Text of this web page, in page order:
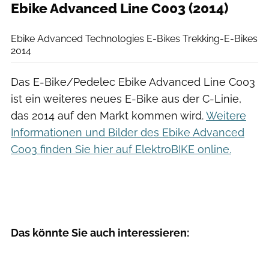
Ebike Advanced Line C003 (2014)
Ebike Advanced Technologies
Ebike Advanced Technologies E-Bikes Trekking-E-Bikes
2014
Das E-Bike/Pedelec Ebike Advanced Line C003
ist ein weiteres neues E-Bike aus der C-Linie,
das 2014 auf den Markt kommen wird.Weitere
Informationen und Bilder des Ebike Advanced
C003 finden Sie hier auf ElektroBIKE online.
Das könnte Sie auch interessieren: